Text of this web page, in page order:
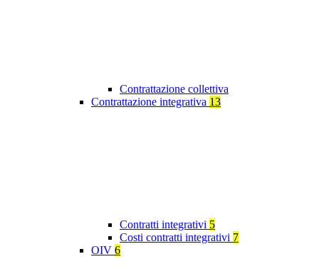
Contrattazione collettiva
Contrattazione integrativa 13
Contratti integrativi 5
Costi contratti integrativi 7
OIV 6